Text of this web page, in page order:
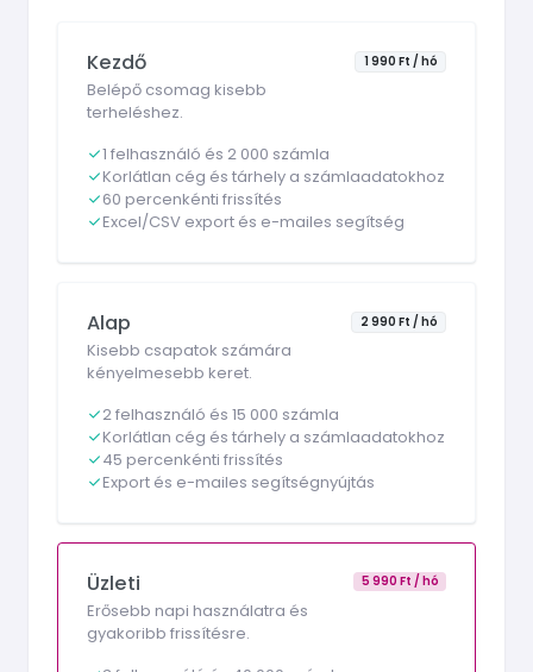
Kezdő
Belépő csomag kisebb
terheléshez.
1 990 Ft / hó
1 felhasználó és 2 000 számla
Korlátlan cég és tárhely a számlaadatokhoz
60 percenkénti frissítés
Excel/CSV export és e-mailes segítség
Alap
Kisebb csapatok számára
kényelmesebb keret.
2 990 Ft / hó
2 felhasználó és 15 000 számla
Korlátlan cég és tárhely a számlaadatokhoz
45 percenkénti frissítés
Export és e-mailes segítségnyújtás
Üzleti
Erősebb napi használatra és
gyakoribb frissítésre.
5 990 Ft / hó